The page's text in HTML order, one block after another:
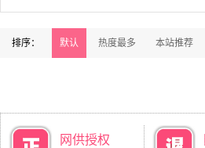
排序： 默认 热度最多 本站推荐
网供授权